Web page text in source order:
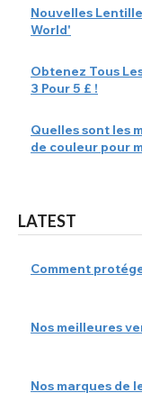
Nouvelles
World'
Obtenez Tous
3 Pour 5 £ !
Quelles sont les
de couleur pour
LATEST
Comment
Nos meilleures
Nos marques de